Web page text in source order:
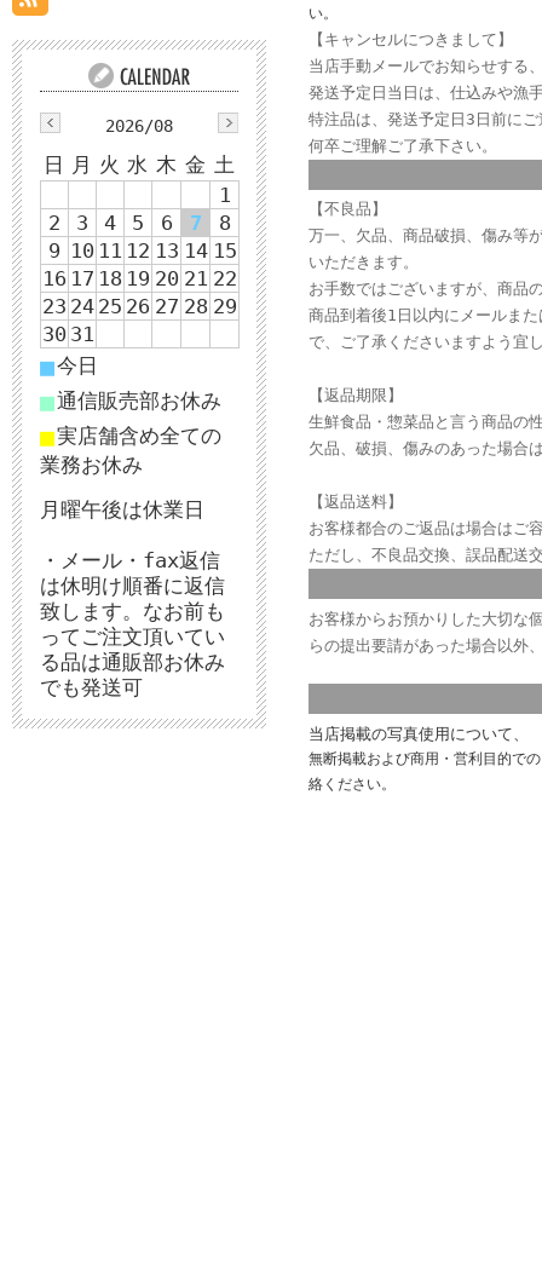
い。
【キャンセルにつきまして】
当店手動メールでお知らせする
発送予定日当日は、仕込みや漁
特注品は、発送予定日3日前に
何卒ご理解ご了承下さい。
【不良品】
万一、欠品、商品破損、傷み等
いただきます。
お手数ではございますが、商品
商品到着後1日以内にメールま
で、ご了承くださいますよう宜
【返品期限】
生鮮食品・惣菜品と言う商品の
欠品、破損、傷みのあった場合
【返品送料】
お客様都合のご返品は場合はご
ただし、不良品交換、誤品配送
お客様からお預かりした大切な
らの提出要請があった場合以外
当店掲載の写真使用について、
無断掲載および商用・営利目的で
絡ください。
2026/08
日 月 火 水 木 金 土
1
2
3 4 5 6 7
8
9 10 11 12 13 14 15
16 17 18 19 20 21 22
23 24 25 26 27 28 29
30 31
■今日
■通信販売部お休み
■実店舗含め全ての
業務お休み
月曜午後は休業日
・メール・fax返信
は休明け順番に返信
致します。なお前も
ってご注文頂いてい
る品は通販部お休み
でも発送可